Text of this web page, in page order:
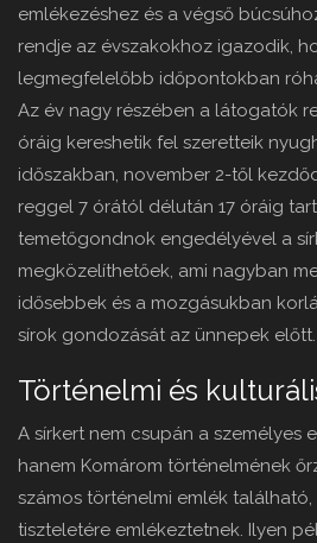
emlékezéshez és a végső
rendje az évszakokhoz igazodik,
legmegfelelőbb időpontokban
Az év nagy részében a látogatók
óráig kereshetik fel szeretteik
időszakban, november 2-től
reggel 7 órától délután 17 óráig
temetőgondnok engedélyével a
megközelíthetőek, ami nagyban
idősebbek és a mozgásukban
sírok gondozását az ünnepek előtt.
Történelmi és
A sírkert nem csupán a személyes
hanem Komárom történelmének
számos történelmi emlék
tiszteletére emlékeztetnek. Ilyen